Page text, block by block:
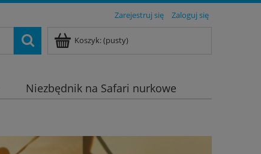
Zarejestruj się Zaloguj się
Koszyk:(pusty)
Niezbędnik na Safari nurkowe